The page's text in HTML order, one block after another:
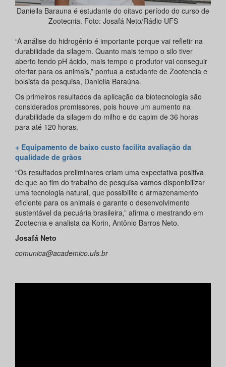
Daniella Barauna é estudante do oitavo período do curso de
Zootecnia. Foto: Josafá Neto/Rádio UFS
“A análise do hidrogênio é importante porque vai refletir na
durabilidade da silagem. Quanto mais tempo o silo tiver
aberto tendo pH ácido, mais tempo o produtor vai conseguir
ofertar para os animais,” pontua a estudante de Zootencia e
bolsista da pesquisa, Daniella Baraúna.
Os primeiros resultados da aplicação da biotecnologia são
considerados promissores, pois houve um aumento na
durabilidade da silagem do milho e do capim de 36 horas
para até 120 horas.
+ Equipamento de baixo custo facilita avaliação da
qualidade de grãos
“Os resultados preliminares criam uma expectativa positiva
de que ao fim do trabalho de pesquisa vamos disponibilizar
uma tecnologia natural, que possibilite o armazenamento
eficiente para os animais e garante o desenvolvimento
sustentável da pecuária brasileira,” afirma o mestrando em
Zootecnia e analista da Korin, Antônio Barros Neto.
Josafá Neto
comunica@academico.ufs.br